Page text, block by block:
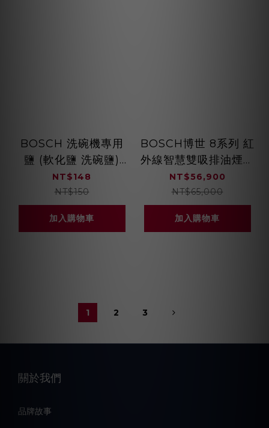
BOSCH 洗碗機專用
鹽 (軟化鹽 洗碗鹽)
1kg
NT$148
NT$150
加入購物車
BOSCH博世 8系列 紅
外線智慧雙吸排油煙機
90cm 星雲灰
DXB72P97AW
NT$56,900
NT$65,000
加入購物車
1 2 3
關於我們
品牌故事